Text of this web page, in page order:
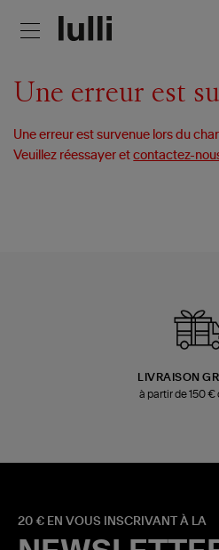
Une erreur est
Une erreur est survenue lors du
Veuillez réessayer etcontactez-
LIVRAISON
à partir de 150
20 € EN VOUS INSCRIVANT À LA